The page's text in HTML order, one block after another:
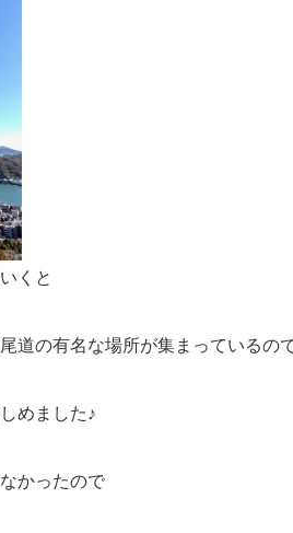
くと
道の有名な場所が集まっているの
めました♪
かったので